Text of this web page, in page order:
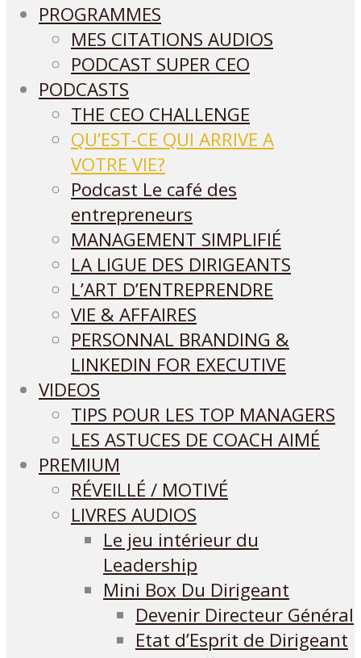
PROGRAMMES
MES CITATIONS AUDIOS
PODCAST SUPER CEO
PODCASTS
THE CEO CHALLENGE
QU’EST-CE QUI ARRIVE A
VOTRE VIE?
Podcast Le café des
entrepreneurs
MANAGEMENT SIMPLIFIÉ
LA LIGUE DES DIRIGEANTS
L’ART D’ENTREPRENDRE
VIE & AFFAIRES
PERSONNAL BRANDING &
LINKEDIN FOR EXECUTIVE
VIDEOS
TIPS POUR LES TOP MANAGERS
LES ASTUCES DE COACH AIMÉ
PREMIUM
RÉVEILLÉ / MOTIVÉ
LIVRES AUDIOS
Le jeu intérieur du
Leadership
Mini Box Du Dirigeant
Devenir Directeur Général
Etat d’Esprit de Dirigeant